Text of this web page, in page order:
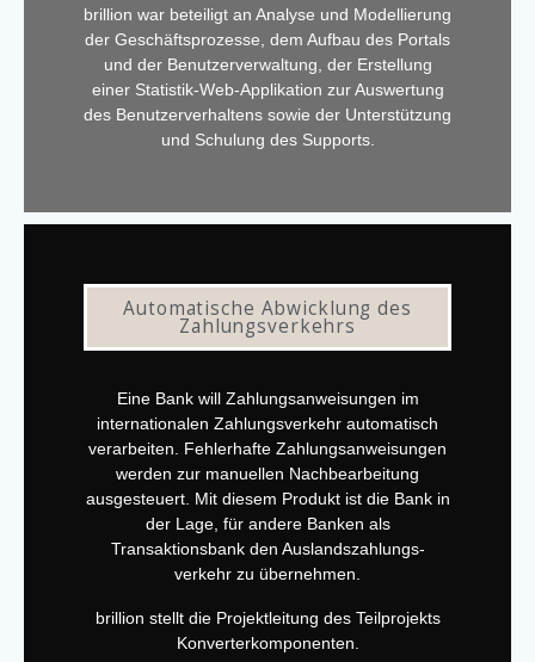
brillion war beteiligt an Analyse und Modellierung
der Geschäftsprozesse, dem Aufbau des Portals
und der Benutzerverwaltung, der Erstellung
einer Statistik-Web-Applikation zur Auswertung
des Benutzerverhaltens sowie der Unterstützung
und Schulung des Supports.
Automatische Abwicklung des
Zahlungsverkehrs
Eine Bank will Zahlungsanweisungen im
internationalen Zahlungsverkehr automatisch
verarbeiten. Fehlerhafte Zahlungsanweisungen
werden zur manuellen Nachbearbeitung
ausgesteuert. Mit diesem Produkt ist die Bank in
der Lage, für andere Banken als
Transaktionsbank den Auslandszahlungs-
verkehr zu übernehmen.
brillion stellt die Projektleitung des Teilprojekts
Konverterkomponenten.